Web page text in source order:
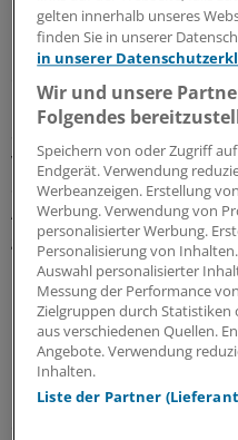
Produktgruppen
besondere medizinische
enteralen Ernährung:
Eiweißhydrolysate,
Sondennahrung. Um
verleihen, unternahm der
Spitzenverbands, Johann-
Ausflug in die Welt der
gebe sich mit ihren
Glatteis", in einen
Der Entwurf bedeute
Recht auf "Essen und
ist die Herausforderung."
in diesen Sumpf
gelten innerhalb unseres
finden Sie in unserer
in unserer
Wir und unsere
Folgendes
Speichern von oder Zugriff
Endgerät. Verwendung
Werbeanzeigen. Erstellung
Werbung. Verwendung von
personalisierter Werbung.
Personalisierung von
Auswahl personalisierter
Messung der Performance
Zielgruppen durch
aus verschiedenen Quellen.
Angebote. Verwendung
Inhalten.
Liste der Partner